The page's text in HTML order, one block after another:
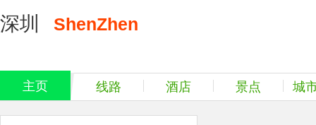
深圳 ShenZhen
主页 线路 酒店 景点 城